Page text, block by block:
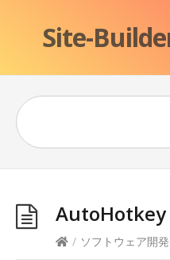
Site-
AutoHotkey
/ ソフトウェア開発